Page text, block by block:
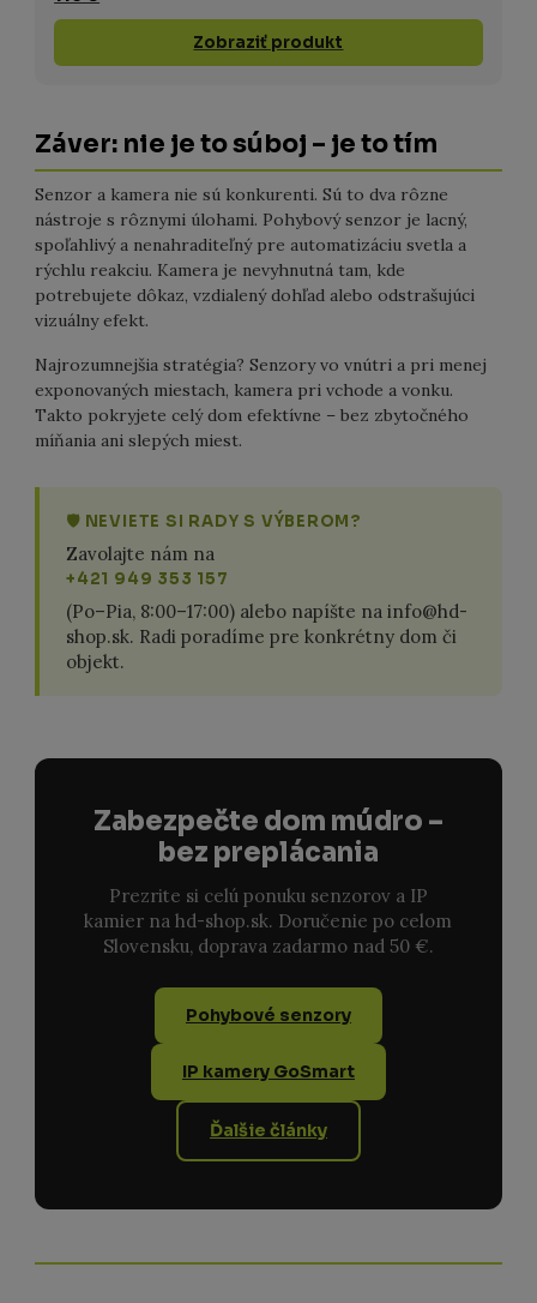
Zobraziť produkt
Záver: nie je to súboj – je to tím
Senzor a kamera nie sú konkurenti. Sú to dva rôzne
nástroje s rôznymi úlohami. Pohybový senzor je lacný,
spoľahlivý a nenahraditeľný pre automatizáciu svetla a
rýchlu reakciu. Kamera je nevyhnutná tam, kde
potrebujete dôkaz, vzdialený dohľad alebo odstrašujúci
vizuálny efekt.
Najrozumnejšia stratégia? Senzory vo vnútri a pri menej
exponovaných miestach, kamera pri vchode a vonku.
Takto pokryjete celý dom efektívne – bez zbytočného
míňania ani slepých miest.
🛡 NEVIETE SI RADY S VÝBEROM?
Zavolajte nám na
+421 949 353 157
(Po–Pia, 8:00–17:00) alebo napíšte na info@hd-
shop.sk. Radi poradíme pre konkrétny dom či
objekt.
Zabezpečte dom múdro –
bez preplácania
Prezrite si celú ponuku senzorov a IP
kamier na hd-shop.sk. Doručenie po celom
Slovensku, doprava zadarmo nad 50 €.
Pohybové senzory
IP kamery GoSmart
Ďalšie články